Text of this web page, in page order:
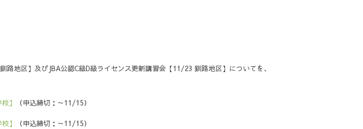
プ
す
路地区】及びJBA公認C級D級ライセンス更新講習会【11/23 釧路地区】についてを、
】 （申込締切：～11/15）
】 （申込締切：～11/15）